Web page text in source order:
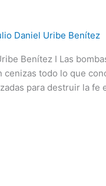
Daniel Uribe Benítez
Benítez I Las
cenizas todo lo que
para destruir la fe